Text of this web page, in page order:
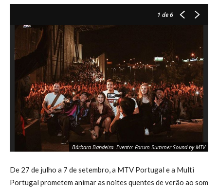
1 de 6
Bárbara Bandeira. Evento: Forum Summer Sound by MTV
De 27 de julho a 7 de setembro, a MTV Portugal e a Multi
Portugal prometem animar as noites quentes de verão ao som